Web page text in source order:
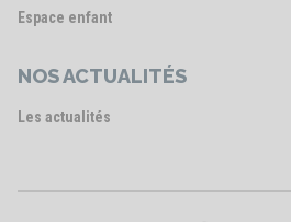
Espace enfant
NOS ACTUALITÉS
Les actualités